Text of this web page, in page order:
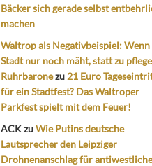
Bäcker sich gerade selbst
machen
Waltrop als Negativbeispiel: Wenn
Stadt nur noch mäht, statt zu
Ruhrbaronezu 21 Euro
für ein Stadtfest? Das Waltroper
Parkfest spielt mit dem Feuer!
ACKzuWie Putins deutsche
Lautsprecher den Leipziger
Drohnenanschlag für